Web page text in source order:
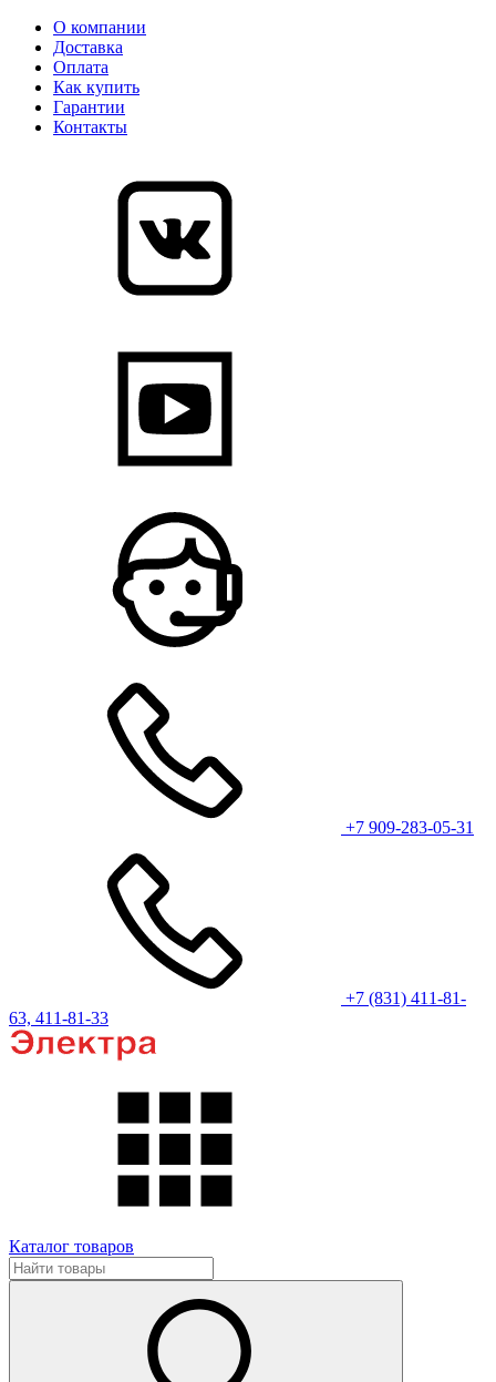
О компании
Доставка
Оплата
Как купить
Гарантии
Контакты
+7 909-283-05-31
+7 (831) 411-81-
63, 411-81-33
Каталог товаров